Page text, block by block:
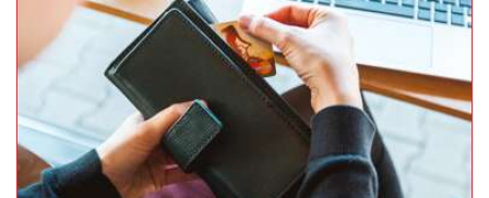
Četiri horoskopska znaka u kojima se
rađaju najbolji sportisti